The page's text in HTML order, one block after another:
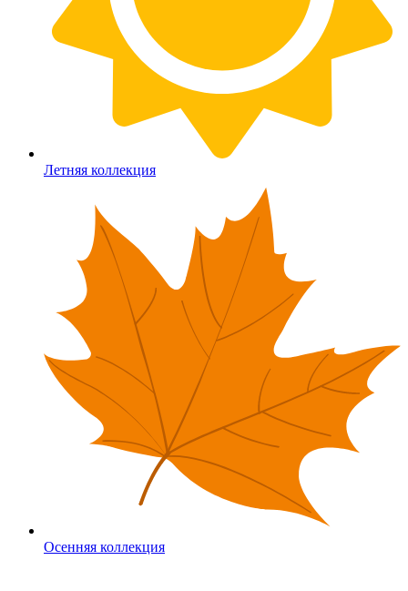
Летняя коллекция
Осенняя коллекция